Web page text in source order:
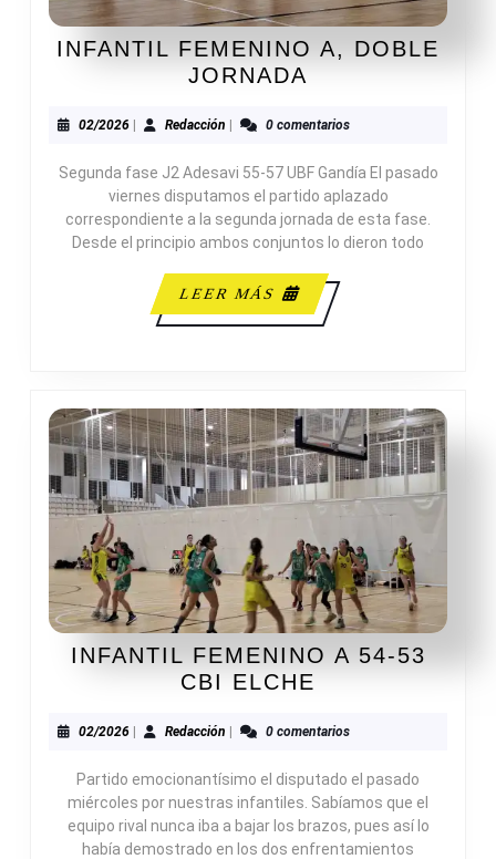
INFANTIL FEMENINO A, DOBLE
JORNADA
A,
JORNADA
02/202602/2026RedacciónRedacción0 comentarios
Segunda fase J2 Adesavi 55-57 UBF Gandía El pasado
viernes disputamos el partido aplazado
correspondiente a la segunda jornada de esta fase.
Desde el principio ambos conjuntos lo dieron todo
LEER MÁS
LEER
MÁS
INFANTIL FEMENINO A 54-53
CBI ELCHE
A
53
CBI
ELCHE
02/202602/2026
| RedacciónRedacción
| 0 comentarios
Partido emocionantísimo el disputado el pasado
miércoles por nuestras infantiles. Sabíamos que el
equipo rival nunca iba a bajar los brazos, pues así lo
había demostrado en los dos enfrentamientos